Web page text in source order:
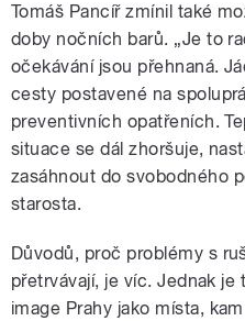
Tomáš Pancíř zmínil také
doby nočních barů. „Je to
očekávání jsou přehnaná.
cesty postavené na
preventivních opatřeních.
situace se dál zhoršuje,
zasáhnout do svobodného
starosta.
Důvodů, proč problémy s
přetrvávají, je víc. Jednak
image Prahy jako místa,